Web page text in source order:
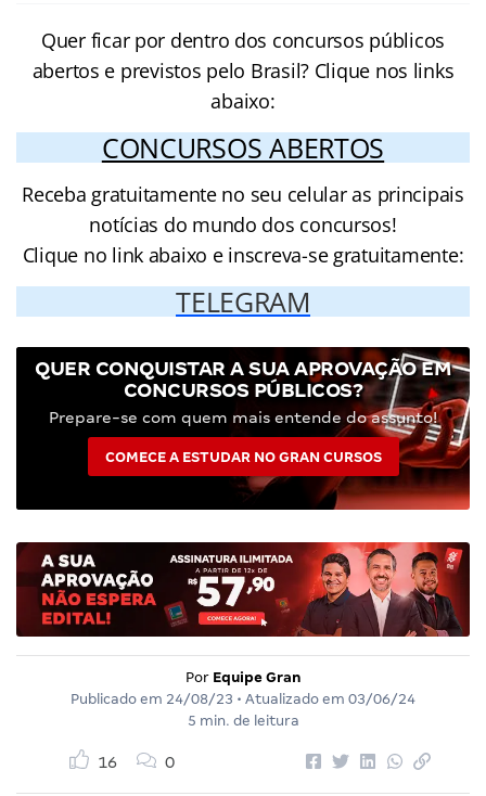
Quer ficar por dentro dos concursos públicos
abertos e previstos pelo Brasil? Clique nos links
abaixo:
CONCURSOS ABERTOS
Receba gratuitamente no seu celular as principais
notícias do mundo dos concursos!
Clique no link abaixo e inscreva-se gratuitamente:
TELEGRAM
QUER CONQUISTAR A SUA APROVAÇÃO EM
CONCURSOS PÚBLICOS?
Prepare-se com quem mais entende do assunto!
COMECE A ESTUDAR NO GRAN CURSOS
Por Equipe Gran
Publicado em 24/08/23 • Atualizado em 03/06/24
5 min. de leitura
16 0